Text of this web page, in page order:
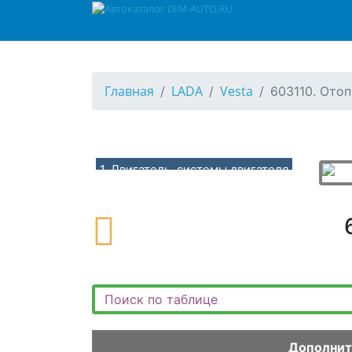
Главная LADA Vesta 603110.
1. Двигатель, системы двигателя
101110. Опоры, кронштейны подвески двигателя (H4M)
101210. Опоры, кронштейны подвески двигателя (P4M,P4P-BVM5)